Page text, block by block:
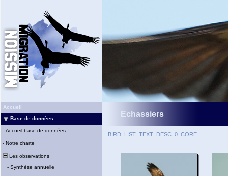
Accueil
Base de données
- Accueil base de données
- Notre charte
Les observations
- Synthèse annuelle
Echassiers
BIRD_LIST_TEXT_DESC_0_CORE